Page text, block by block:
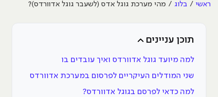
ראשי בלוג מהי מערכת גוגל אדס (לשעבר גוגל אדוורדס)?
תוכן עניינים
למה מיועד גוגל אדוורדס ואיך עובדים בו
שני המודלים העיקריים לפרסום במערכת אדוורדס
למה כדאי לפרסם בגוגל אדוורדס?